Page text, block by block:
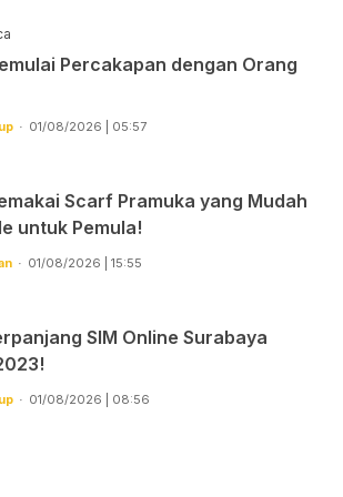
Percakapan dengan Orang
01/08/2026 | 05:57
Scarf Pramuka yang Mudah
untuk Pemula!
01/08/2026 | 15:55
SIM Online Surabaya
01/08/2026 | 08:56